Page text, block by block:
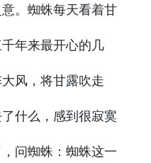
。蜘蛛每天看着甘
年来最开心的几
风，将甘露吹走
什么，感到很寂寞
问蜘蛛：蜘蛛这一